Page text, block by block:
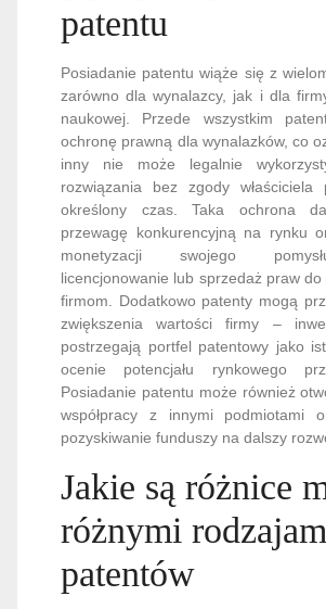
patentu
Posiadanie patentu wiąże się z
zarówno dla wynalazcy, jak i dla
naukowej. Przede wszystkim
ochronę prawną dla wynalazków, co
inny nie może legalnie
rozwiązania bez zgody właściciela
określony czas. Taka ochrona
przewagę konkurencyjną na rynku
monetyzacji swojego
licencjonowanie lub sprzedaż praw
firmom. Dodatkowo patenty mogą
zwiększenia wartości firmy –
postrzegają portfel patentowy jako
ocenie potencjału rynkowego
Posiadanie patentu może również
współpracy z innymi podmiotami
pozyskiwanie funduszy na dalszy
Jakie są różnice
różnymi
patentów